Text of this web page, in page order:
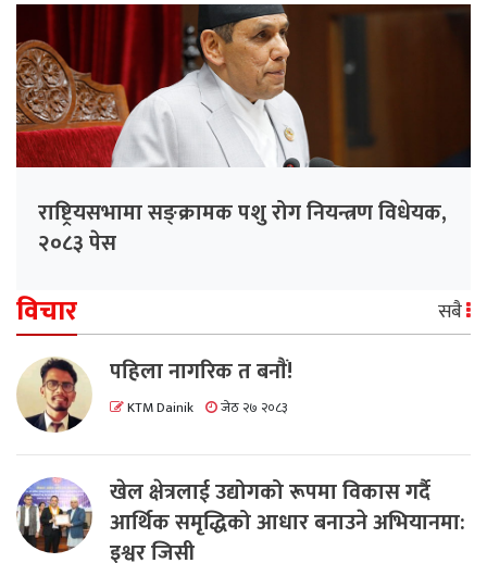
राष्ट्रियसभामा सङ्क्रामक पशु रोग नियन्त्रण विधेयक,
२०८३ पेस
विचार सबै
पहिला नागरिक त बनाैं!
KTM Dainik जेठ २७ २०८३
खेल क्षेत्रलाई उद्योगको रूपमा विकास गर्दै
आर्थिक समृद्धिको आधार बनाउने अभियानमा:
इश्वर जिसी